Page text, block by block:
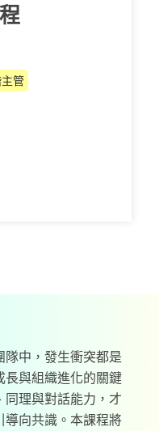
管
隊中，發生衝突都是
長與組織進化的關鍵
同理與對話能力，才
導向共識。本課程將